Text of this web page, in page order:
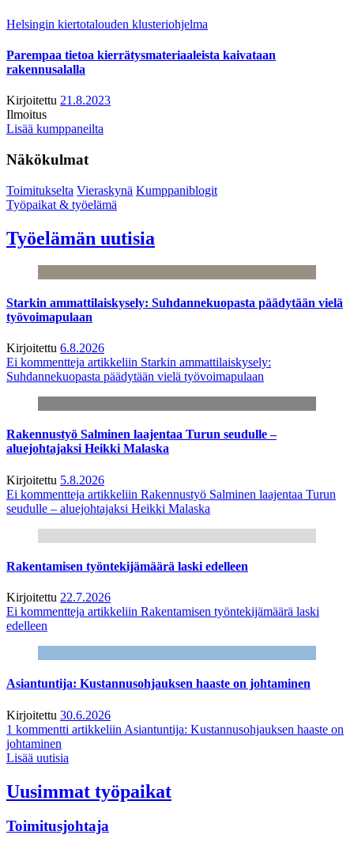
Helsingin kiertotalouden klusteriohjelma
Parempaa tietoa kierrätysmateriaaleista kaivataan
rakennusalalla
Kirjoitettu 21.8.2023
Ilmoitus
Lisää kumppaneilta
Näkökulmat
Toimitukselta Vieraskynä Kumppaniblogit
Työpaikat & työelämä
Työelämän uutisia
Starkin ammattilaiskysely: Suhdannekuopasta päädytään vielä
työvoimapulaan
Kirjoitettu 6.8.2026
Ei kommentteja artikkeliin Starkin ammattilaiskysely:
Suhdannekuopasta päädytään vielä työvoimapulaan
Rakennustyö Salminen laajentaa Turun seudulle –
aluejohtajaksi Heikki Malaska
Kirjoitettu 5.8.2026
Ei kommentteja artikkeliin Rakennustyö Salminen laajentaa Turun
seudulle – aluejohtajaksi Heikki Malaska
Rakentamisen työntekijämäärä laski edelleen
Kirjoitettu 22.7.2026
Ei kommentteja artikkeliin Rakentamisen työntekijämäärä laski
edelleen
Asiantuntija: Kustannusohjauksen haaste on johtaminen
Kirjoitettu 30.6.2026
1 kommentti artikkeliin Asiantuntija: Kustannusohjauksen haaste on
johtaminen
Lisää uutisia
Uusimmat työpaikat
Toimitusjohtaja